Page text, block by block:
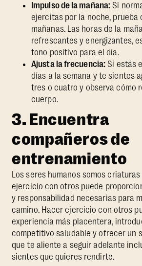
Impulso de la mañana: Si
ejercitas por la noche, prueba
mañanas. Las horas de la
refrescantes y energizantes,
tono positivo para el día.
Ajusta la frecuencia: Si estás
días a la semana y te sientes
tres o cuatro y observa cómo
cuerpo.
3. Encuentra
compañeros de
entrenamiento
Los seres humanos somos
ejercicio con otros puede
y responsabilidad necesarias para
camino. Hacer ejercicio con otros
experiencia más placentera,
competitivo saludable y ofrecer un
que te aliente a seguir adelante
sientes que quieres rendirte.